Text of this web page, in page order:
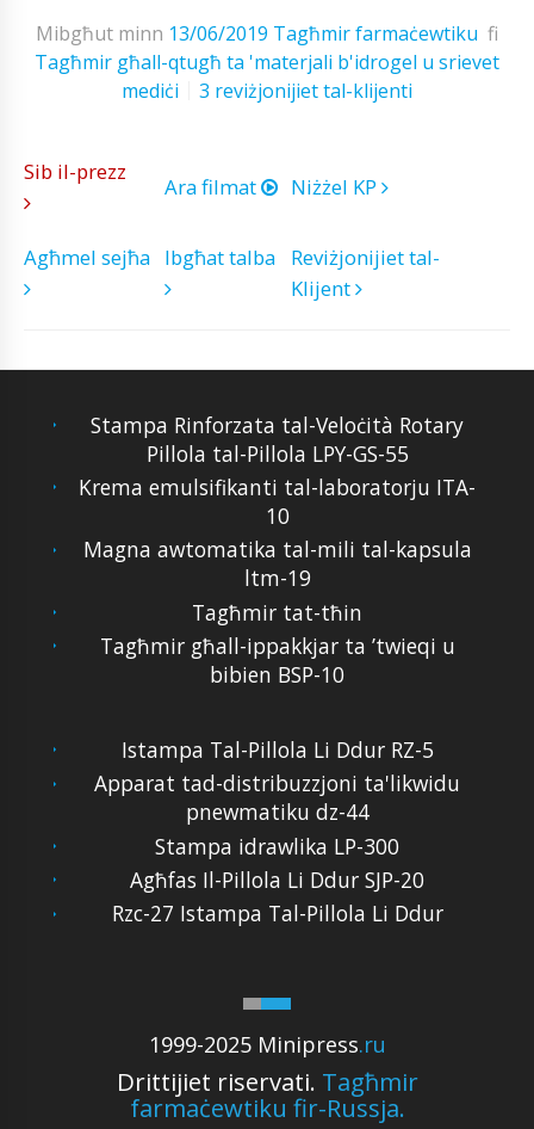
Mibgħut minn 13/06/2019 Tagħmir farmaċewtiku fi
Tagħmir għall-qtugħ ta 'materjali b'idrogel u srievet
mediċi
3 reviżjonijiet tal-klijenti
Sib il-prezz
Ara filmat Niżżel KP
Agħmel sejħa Ibgħat talba
Reviżjonijiet tal-
Klijent
Stampa Rinforzata tal-Veloċità Rotary
Pillola tal-Pillola LPY-GS-55
Krema emulsifikanti tal-laboratorju ITA-
10
Magna awtomatika tal-mili tal-kapsula
ltm-19
Tagħmir tat-tħin
Tagħmir għall-ippakkjar ta ’twieqi u
bibien BSP-10
1999-2025 Minipress.ru
Drittijiet riservati. Tagħmir
farmaċewtiku fir-Russja.
Istampa Tal-Pillola Li Ddur RZ-5
Apparat tad-distribuzzjoni ta'likwidu
pnewmatiku dz-44
Stampa idrawlika LP-300
Agħfas Il-Pillola Li Ddur SJP-20
Rzc-27 Istampa Tal-Pillola Li Ddur